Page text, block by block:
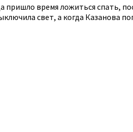
пришло время ложиться спать,
свет, а когда Казанова